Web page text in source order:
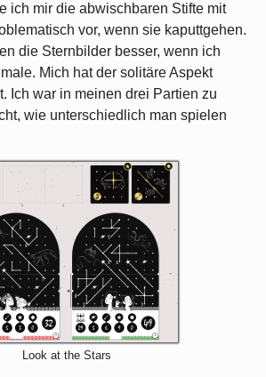
ich mir die abwischbaren Stifte mit
vor, wenn sie kaputtgehen.
die Sternbilder besser, wenn ich
Mich hat der solitäre Aspekt
Ich war in meinen drei Partien zu
wie unterschiedlich man spielen
Look at the Stars